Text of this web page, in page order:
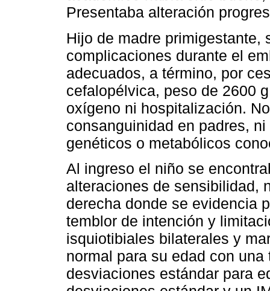
Presentaba alteración
Hijo de madre primigestante,
complicaciones durante el
adecuados, a término, por
cefalopélvica, peso de 2600
oxígeno ni hospitalización.
consanguinidad en padres,
genéticos o metabólicos
Al ingreso el niño se
alteraciones de sensibilidad,
derecha donde se evidencia
temblor de intención y
isquiotibiales bilaterales y
normal para su edad con
desviaciones estándar para